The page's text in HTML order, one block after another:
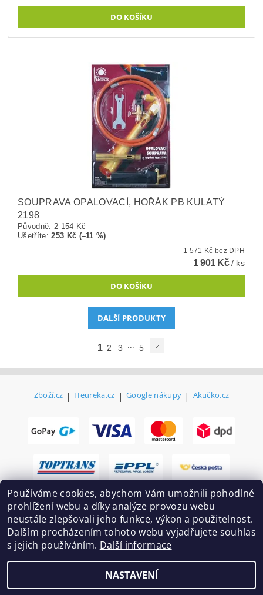
SOUPRAVA OPALOVACÍ, HOŘÁK PB KULATÝ
2198
Původně: 2 154 Kč
Ušetříte:253 Kč (–11 %)
1 571 Kč bez DPH
1 901 Kč/ ks
DALŠÍ PRODUKTY
1 2 3 ... 5
Zboží.cz | Heureka.cz | Google nákupy | Akučko.cz
Vytvořil Shoptet
Používáme cookies, abychom Vám umožnili pohodlné
prohlížení webu a díky analýze provozu webu
neustále zlepšovali jeho funkce, výkon a použitelnost.
Dalším procházením tohoto webu vyjadřujete souhlas
s jejich používáním. Další informace
NASTAVENÍ